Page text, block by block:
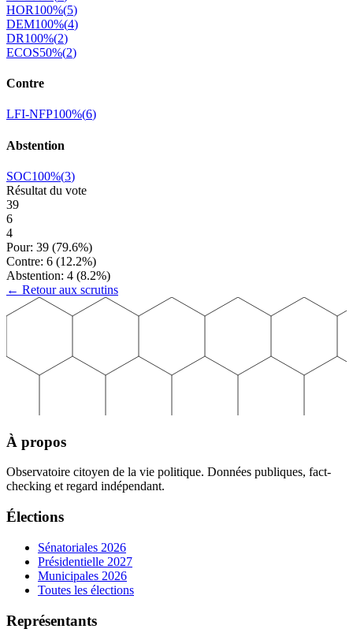
HOR100%(5)
DEM100%(4)
DR100%(2)
ECOS50%(2)
Contre
LFI-NFP100%(6)
Abstention
SOC100%(3)
Résultat du vote
39
6
4
Pour: 39 (79.6%)
Contre: 6 (12.2%)
Abstention: 4 (8.2%)
← Retour aux scrutins
À propos
Observatoire citoyen de la vie politique. Données publiques, fact-
checking et regard indépendant.
Élections
Sénatoriales 2026
Présidentielle 2027
Municipales 2026
Toutes les élections
Représentants